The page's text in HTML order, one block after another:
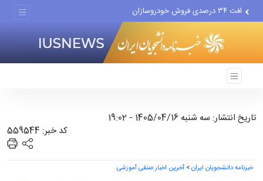
افت ۳۴ درصدی فروش خودروسازان
اعتراف رسانه‌های خارجی به...
تاریخ انتشار: سه شنبه 1405/04/16 - 19:02
کد خبر: 559544
خبرنامه دانشجویان ایران> آخرین اخبار صنفی آموزشی